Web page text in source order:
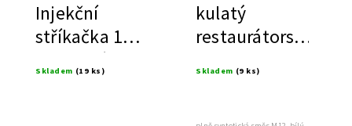
Injekční
stříkačka 150
ml, velká,
Skladem (19 ks)
kulatý
restaurátorský
Skladem (9 ks)